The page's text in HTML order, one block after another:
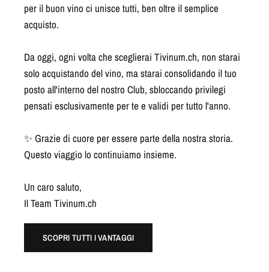
per il buon vino ci unisce tutti, ben oltre il semplice
acquisto.
Da oggi, ogni volta che sceglierai Tivinum.ch, non starai
solo acquistando del vino, ma starai consolidando il tuo
posto all'interno del nostro Club, sbloccando privilegi
pensati esclusivamente per te e validi per tutto l'anno.
✨ Grazie di cuore per essere parte della nostra storia.
Questo viaggio lo continuiamo insieme.
Un caro saluto,
Il Team Tivinum.ch
SCOPRI TUTTI I VANTAGGI